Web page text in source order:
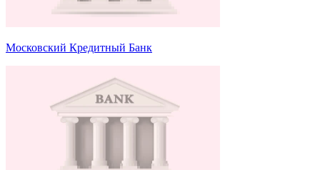
Московский Кредитный Банк